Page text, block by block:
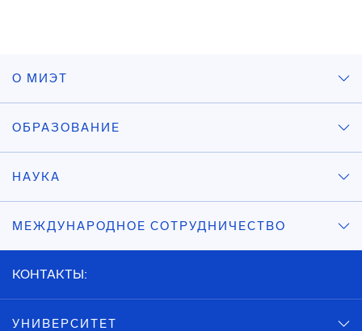
О МИЭТ
ОБРАЗОВАНИЕ
НАУКА
МЕЖДУНАРОДНОЕ СОТРУДНИЧЕСТВО
КОНТАКТЫ:
УНИВЕРСИТЕТ